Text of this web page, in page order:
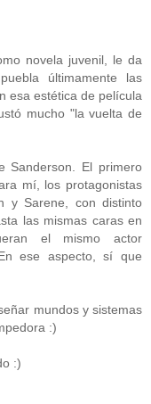
novela juvenil, le da
últimamente las
esa estética de película
mucho "la vuelta de
Sanderson. El primero
mí, los protagonistas
y Sarene, con distinto
las mismas caras en
el mismo actor
ese aspecto, sí que
mundos y sistemas
:)
:)